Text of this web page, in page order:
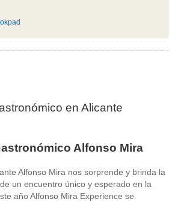
en Alicante
Alfonso Mira
Alfonso Mira nos sorprende y brinda la
un encuentro único y esperado en la
año Alfonso Mira Experience se